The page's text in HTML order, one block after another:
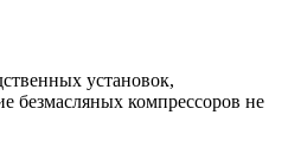
установок,
безмасляных компрессоров не